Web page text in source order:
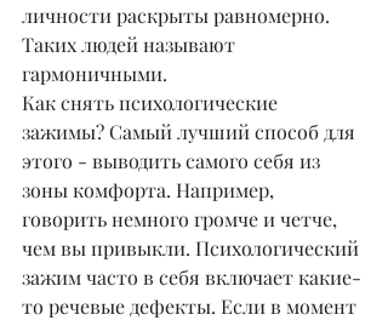
личности раскрыты равномерно.
Таких людей называют
гармоничными.
Как снять психологические
зажимы? Самый лучший способ для
этого - выводить самого себя из
зоны комфорта. Например,
говорить немного громче и четче,
чем вы привыкли. Психологический
зажим часто в себя включает какие-
то речевые дефекты. Если в момент